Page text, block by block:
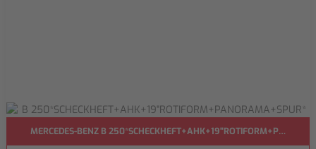
MERCEDES-BENZ B